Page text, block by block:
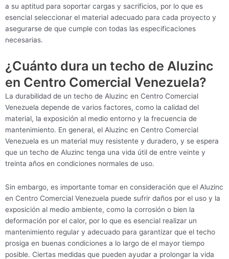
a su aptitud para soportar cargas y sacrificios, por lo que es
esencial seleccionar el material adecuado para cada proyecto y
asegurarse de que cumple con todas las especificaciones
necesarias.
¿Cuánto dura un techo de Aluzinc
en Centro Comercial Venezuela?
La durabilidad de un techo de Aluzinc en Centro Comercial
Venezuela depende de varios factores, como la calidad del
material, la exposición al medio entorno y la frecuencia de
mantenimiento. En general, el Aluzinc en Centro Comercial
Venezuela es un material muy resistente y duradero, y se espera
que un techo de Aluzinc tenga una vida útil de entre veinte y
treinta años en condiciones normales de uso.
Sin embargo, es importante tomar en consideración que el Aluzinc
en Centro Comercial Venezuela puede sufrir daños por el uso y la
exposición al medio ambiente, como la corrosión o bien la
deformación por el calor, por lo que es esencial realizar un
mantenimiento regular y adecuado para garantizar que el techo
prosiga en buenas condiciones a lo largo de el mayor tiempo
posible. Ciertas medidas que pueden ayudar a prolongar la vida